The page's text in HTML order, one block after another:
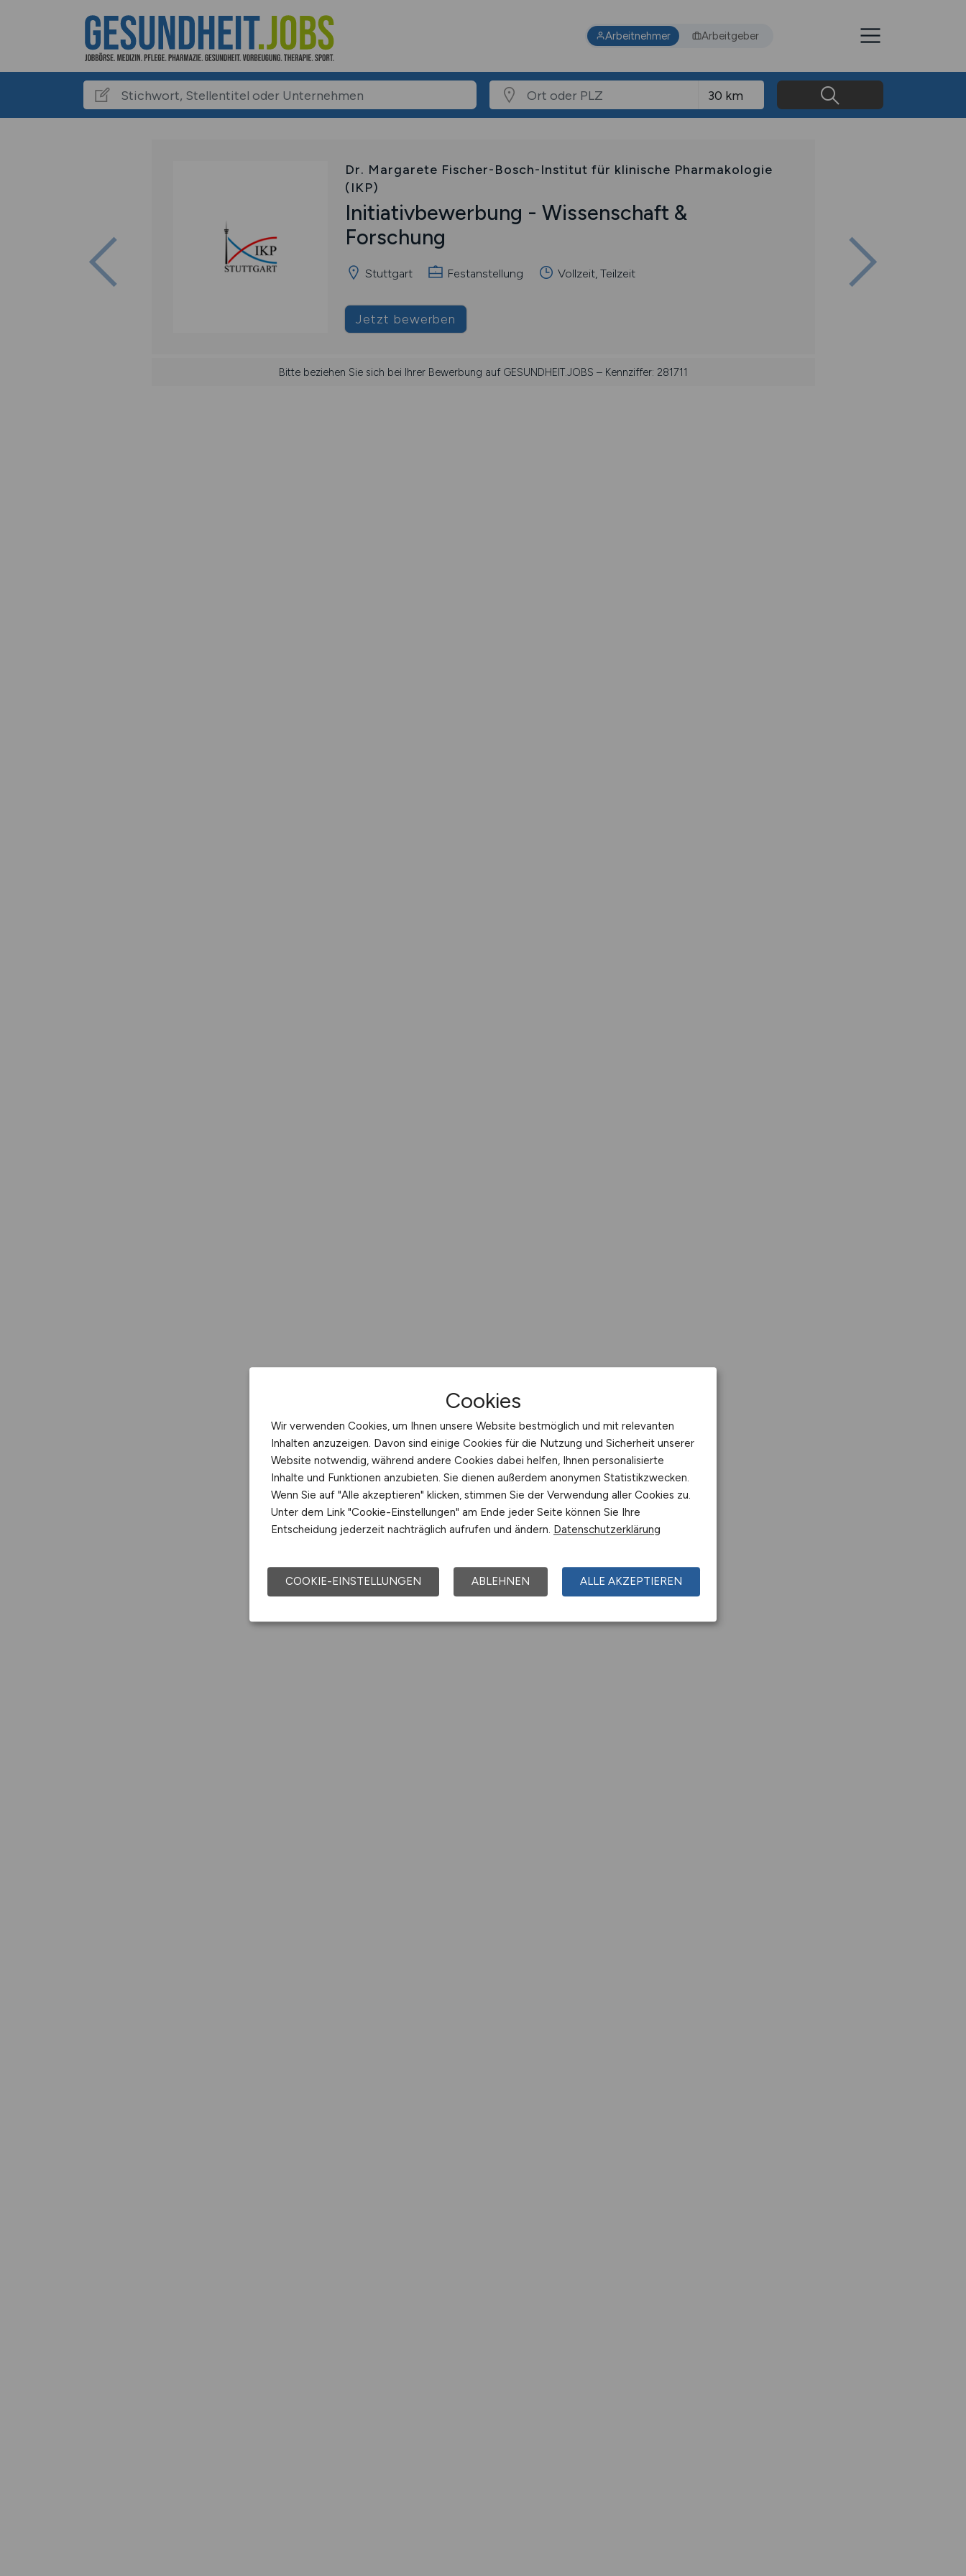
Arbeitnehmer Arbeitgeber
Dr. Margarete Fischer-Bosch-Institut für klinische Pharmakologie
(IKP)
Initiativbewerbung - Wissenschaft &
Forschung
Stuttgart Festanstellung Vollzeit, Teilzeit
Jetzt bewerben
Bitte beziehen Sie sich bei Ihrer Bewerbung auf GESUNDHEIT.JOBS – Kennziffer: 281711
Cookies
Wir verwenden Cookies, um Ihnen unsere Website bestmöglich und mit relevanten
Inhalten anzuzeigen. Davon sind einige Cookies für die Nutzung und Sicherheit unserer
Website notwendig, während andere Cookies dabei helfen, Ihnen personalisierte
Inhalte und Funktionen anzubieten. Sie dienen außerdem anonymen Statistikzwecken.
Wenn Sie auf "Alle akzeptieren" klicken, stimmen Sie der Verwendung aller Cookies zu.
Unter dem Link "Cookie-Einstellungen" am Ende jeder Seite können Sie Ihre
Entscheidung jederzeit nachträglich aufrufen und ändern. Datenschutzerklärung
COOKIE-EINSTELLUNGEN ABLEHNEN ALLE AKZEPTIEREN